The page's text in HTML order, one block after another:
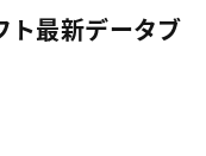
ト最新データブ